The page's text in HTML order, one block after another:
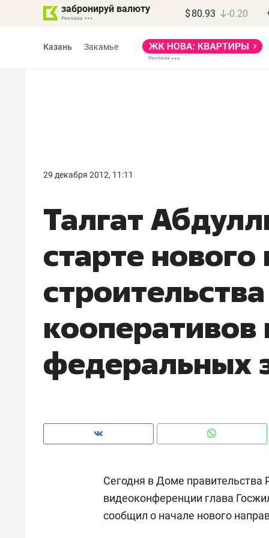
забронируй валюту $ 80.93 -0.20
Казань Закамье
29 декабря 2012, 11:11
Талгат
старте
кооперативов
федеральных
Сегодня в Доме
видеоконференции глава
сообщил о начале нового
правил, бизнес может
потерять минимум
Как бизнесу выйти на зарубежные
чем интересен Оман?
Рекомендуем
Как ГК «МИР ГРУПП» и ВТБ
создают оазис жилого
150
ID